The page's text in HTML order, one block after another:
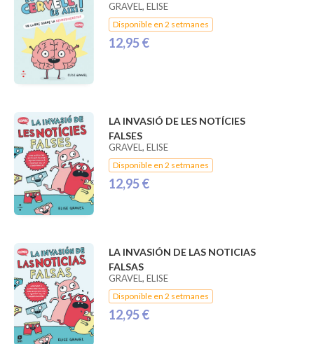
GRAVEL, ELISE
Disponible en 2 setmanes
12,95 €
LA INVASIÓ DE LES NOTÍCIES
FALSES
GRAVEL, ELISE
Disponible en 2 setmanes
12,95 €
LA INVASIÓN DE LAS NOTICIAS
FALSAS
GRAVEL, ELISE
Disponible en 2 setmanes
12,95 €